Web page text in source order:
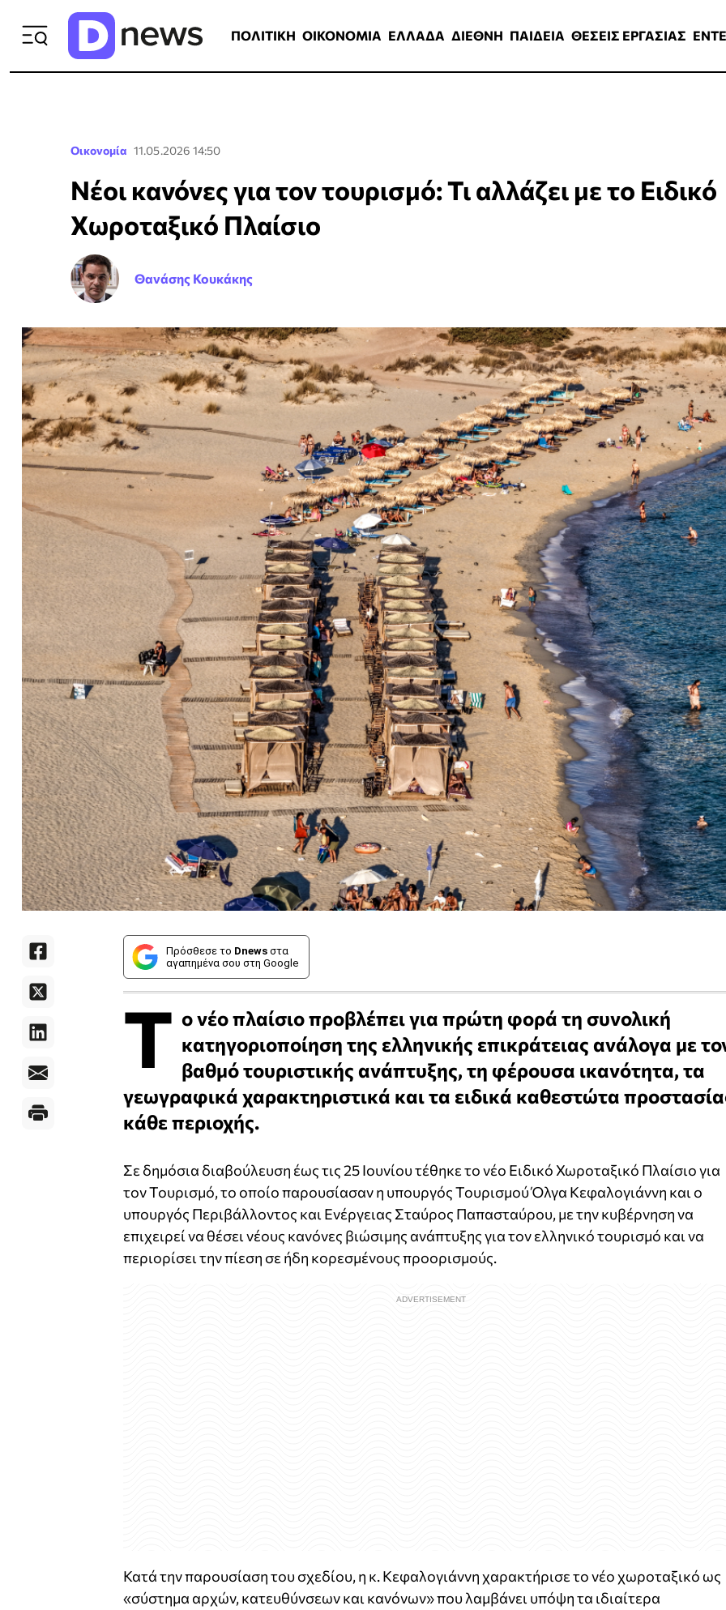
ΠΟΛΙΤΙΚΗ ΟΙΚΟΝΟΜΙΑ ΕΛΛΑΔΑ ΔΙΕΘΝΗ ΠΑΙΔΕΙΑ ΘΕΣΕΙΣ ΕΡΓΑΣΙΑΣ
Οικονομία 11.05.2026 14:50
Νέοι κανόνες για τον τουρισμό: Τι αλλάζει με το Ειδικό
Χωροταξικό Πλαίσιο
Θανάσης Κουκάκης
Πρόσθεσε το Dnews στα
αγαπημένα σου στη Google
Τ ο νέο πλαίσιο προβλέπει για πρώτη φορά τη συνολική
κατηγοριοποίηση της ελληνικής επικράτειας ανάλογα με
βαθμό τουριστικής ανάπτυξης, τη φέρουσα ικανότητα, τα
γεωγραφικά χαρακτηριστικά και τα ειδικά καθεστώτα
κάθε περιοχής.
Σε δημόσια διαβούλευση έως τις 25 Ιουνίου τέθηκε το νέο Ειδικό Χωροταξικό Πλαίσιο για
τον Τουρισμό, το οποίο παρουσίασαν η υπουργός Τουρισμού Όλγα Κεφαλογιάννη και ο
υπουργός Περιβάλλοντος και Ενέργειας Σταύρος Παπασταύρου, με την κυβέρνηση να
επιχειρεί να θέσει νέους κανόνες βιώσιμης ανάπτυξης για τον ελληνικό τουρισμό και να
περιορίσει την πίεση σε ήδη κορεσμένους προορισμούς.
Κατά την παρουσίαση του σχεδίου, η κ. Κεφαλογιάννη χαρακτήρισε το νέο χωροταξικό ως
«σύστημα αρχών, κατευθύνσεων και κανόνων» που λαμβάνει υπόψη τα ιδιαίτερα